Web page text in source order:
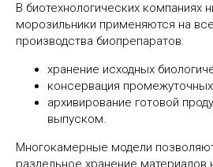
В биотехнологических компаниях
морозильники применяются на
производства биопрепаратов:
хранение исходных
консервация промежуточных
архивирование готовой
выпуском.
Многокамерные модели
раздельное хранение материалов